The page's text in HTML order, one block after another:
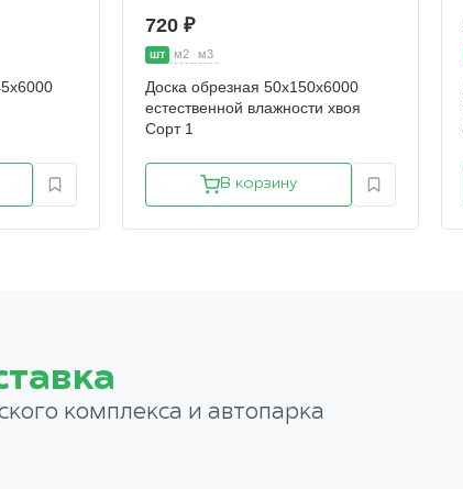
720 ₽
шт м2 м3
Доска обрезная 50х150х6000
естественной влажности хвоя
Сорт 1
В корзину
комплекса и автопарка